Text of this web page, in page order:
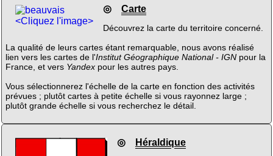
<Cliquez l'image>
◎ Carte
Découvrez la carte du territoire concerné.
La qualité de leurs cartes étant remarquable, nous avons réalisé
lien vers les cartes de l'Institut Géographique National - IGNpour la
France, et vers Yandexpour les autres pays.
Vous sélectionnerez l'échelle de la carte en fonction des activités
prévues ; plutôt cartes à petite échelle si vous rayonnez large ;
plutôt grande échelle si vous recherchez le détail.
◎ Héraldique